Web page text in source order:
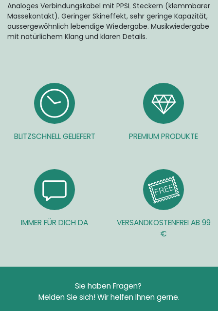
Analoges Verbindungskabel mit PPSL Steckern (klemmbarer
Massekontakt). Geringer Skineffekt, sehr geringe Kapazität,
aussergewöhnlich lebendige Wiedergabe. Musikwiedergabe
mit natürlichem Klang und klaren Details.
BLITZSCHNELL GELIEFERT PREMIUM PRODUKTE
IMMER FÜR DICH DA
VERSANDKOSTENFREI AB 99
€
Sie haben Fragen?
Melden Sie sich!Wir helfen Ihnen gerne.